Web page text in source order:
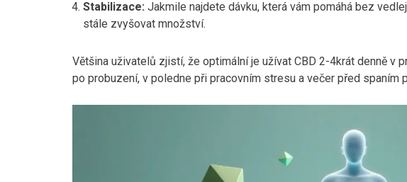
Stabilizace: Jakmile najdete dávku, která vám pomáhá bez
stále zvyšovat množství.
Většina uživatelů zjistí, že optimální je užívat CBD 2-4krát denně v
po probuzení, v poledne při pracovním stresu a večer před spaním